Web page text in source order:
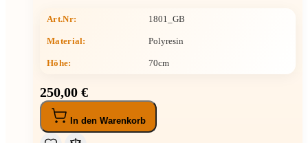
Art.Nr: 1801_GB
Material: Polyresin
Höhe: 70cm
250,00 €
In den Warenkorb